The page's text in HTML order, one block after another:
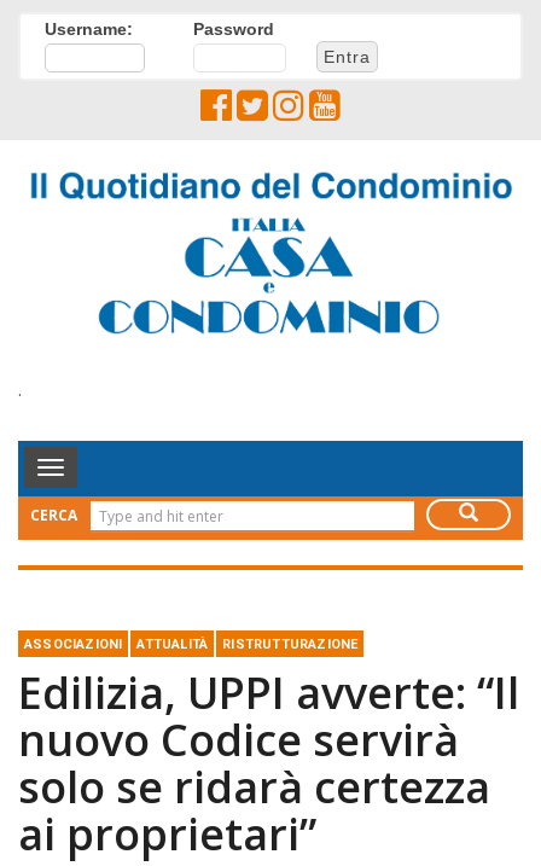
Username: Password
.
Toggle
Navigation
CERCA
ASSOCIAZIONI ATTUALITÀ RISTRUTTURAZIONE
Edilizia, UPPI avverte: “Il
nuovo Codice servirà
solo se ridarà certezza
ai proprietari”